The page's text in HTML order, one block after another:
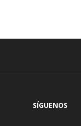
SÍGUENOS